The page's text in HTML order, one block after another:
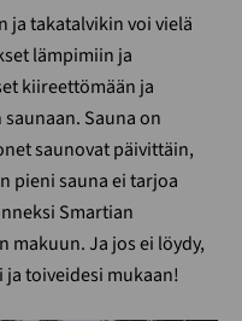
ja takatalvikin voi vielä
lämpimiin ja
kiireettömään ja
Sauna on
saunovat päivittäin,
pieni sauna ei tarjoa
Smartian
makuun. Ja jos ei löydy,
toiveidesi mukaan!